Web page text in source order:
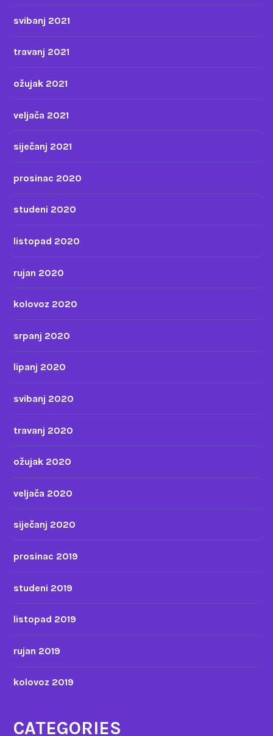
svibanj 2021
travanj 2021
ožujak 2021
veljača 2021
siječanj 2021
prosinac 2020
studeni 2020
listopad 2020
rujan 2020
kolovoz 2020
srpanj 2020
lipanj 2020
svibanj 2020
travanj 2020
ožujak 2020
veljača 2020
siječanj 2020
prosinac 2019
studeni 2019
listopad 2019
rujan 2019
kolovoz 2019
CATEGORIES